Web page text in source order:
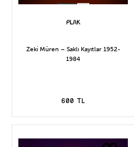
Zeki Müren – Saklı Kayıtlar 1952-
1984
600 TL